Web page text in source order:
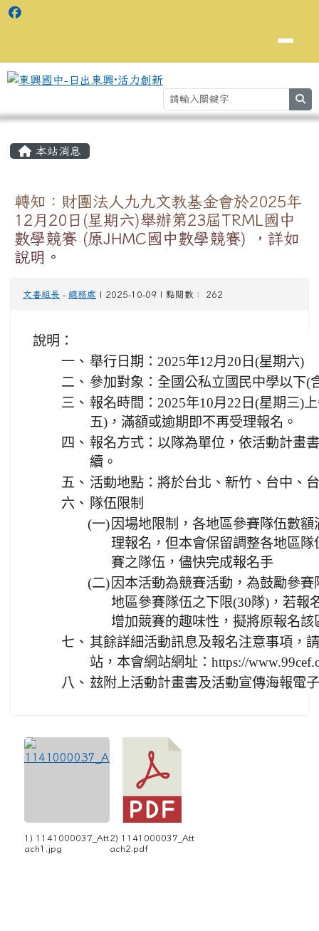
本站消息
轉知：財團法人九九文教基金會於2025年
12月20日(星期六)舉辦第23屆TRML國中
數學競賽 (原JHMC國中數學競賽) ，詳如
說明。
文書組長 - 總務處 | 2025-10-09 | 點閱數： 262
說明：
一、 舉行日期：2025年12月20日(星期六)
二、 參加對象：全國公私立國民中學以下(
三、 報名時間：2025年10月22日(星期三)
五)，滿額或逾期即不再受理報名。
四、 報名方式：以隊為單位，依活動計畫
續。
五、 活動地點：將於台北、新竹、台中、
六、 隊伍限制
(一) 因場地限制，各地區參賽隊伍數
理報名，但本會保留調整各地區
賽之隊伍，儘快完成報名手
(二) 因本活動為競賽活動，為鼓勵參
地區參賽隊伍之下限(30隊)，若報
增加競賽的趣味性，擬將原報名
七、 其餘詳細活動訊息及報名注意事項，
站，本會網站網址：https://
八、 玆附上活動計畫書及活動宣傳海報電
1) 1141000037_Att
ach1.jpg
2) 1141000037_Att
ach2.pdf